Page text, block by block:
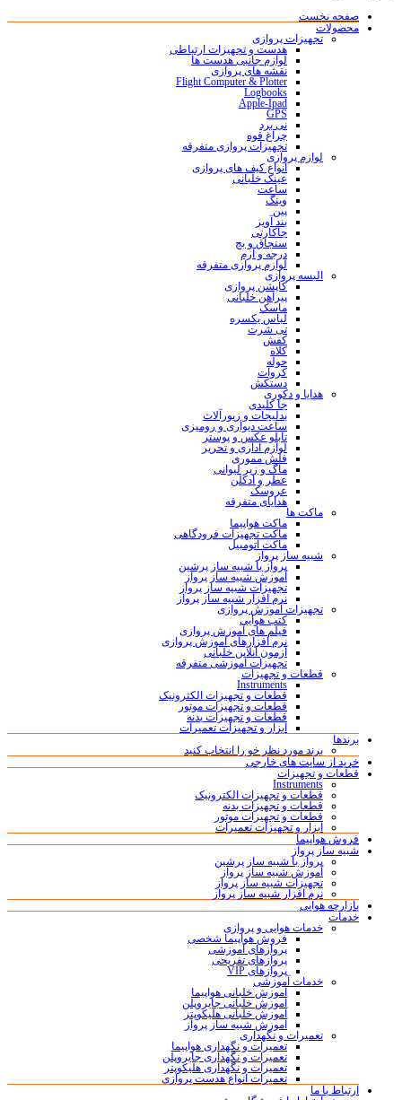
صفحه نخست
محصولات
تجهیزات پروازی
هدست و تجهیزات ارتباطی
لوازم جانبی هدست ها
نقشه های پروازی
Flight Computer & Plotter
Logbooks
Apple-Ipad
GPS
نی برد
چراغ قوه
تجهیزات پروازی متفرقه
لوازم پروازی
انواع کیف های پروازی
عینک خلبانی
ساعت
وینگ
پین
بند آویز
جاکارتی
سنجاق و بج
درجه و آرم
لوازم پروازی متفرقه
البسه پروازی
کاپشن پروازی
پیراهن خلبانی
ماسک
لباس یکسره
تی شرت
کفش
کلاه
حوله
کروات
دستکش
هدایا و دکوری
جا کلیدی
بدلیجات و زیورآلات
ساعت دیواری و رومیزی
تابلو عکس و پوستر
لوازم اداری و تحریر
فلش مموری
ماگ و زیر لیوانی
عطر و ادکلن
عروسک
هدایای متفرقه
ماکت ها
ماکت هواپیما
ماکت تجهیزات فرودگاهی
ماکت اتومبیل
شبیه ساز پرواز
پرواز با شبیه ساز پرشین
آموزش شبیه ساز پرواز
تجهیزات شبیه ساز پرواز
نرم افزار شبیه ساز پرواز
تجهیزات آموزش پروازی
کتب هوایی
فیلم های آموزش پروازی
نرم افزارهای آموزش پروازی
آزمون آنلاین خلبانی
تجهیزات آموزشی متفرقه
قطعات و تجهیزات
Instruments
قطعات و تجهیزات الکترونیک
قطعات و تجهیزات موتور
قطعات و تجهیزات بدنه
ابزار و تجهیزات تعمیرات
برندها
برند مورد نظر خو را انتخاب کنید
خرید از سایت های خارجی
قطعات و تجهیزات
Instruments
قطعات و تجهیزات الکترونیک
قطعات و تجهیزات بدنه
قطعات و تجهیزات موتور
ابزار و تجهیزات تعمیرات
فروش هواپیما
شبیه ساز پرواز
پرواز با شبیه ساز پرشین
آموزش شبیه ساز پرواز
تجهیزات شبیه ساز پرواز
نرم افزار شبیه ساز پرواز
بازارچه هوایی
خدمات
خدمات هوایی و پروازی
فروش هواپیما شخصی
پروازهای آموزشی
پروازهای تفریحی
پروازهای VIP
خدمات آموزشی
آموزش خلبانی هواپیما
آموزش خلبانی جایروپلن
آموزش خلبانی هلیکوپتر
آموزش شبیه ساز پرواز
تعمیرات و نگهداری
تعمیرات و نگهداری هواپیما
تعمیرات و نگهداری جایروپلن
تعمیرات و نگهداری هلیکوپتر
تعمیرات انواع هدست پروازی
ارتباط با ما